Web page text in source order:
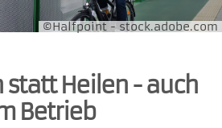
©Halfpoint - stock.adobe.com
statt Heilen - auch
Betrieb